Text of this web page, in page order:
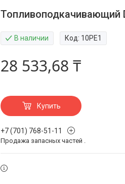
Топливоподкачивающий
В наличии Код: 10PE1
28 533,68 ₸
Купить
+7 (701) 768-51-11
Продажа запасных частей .